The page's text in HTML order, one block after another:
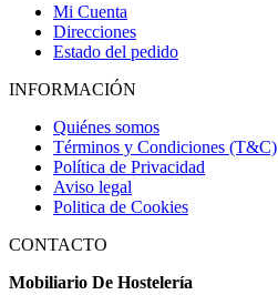
Mi Cuenta
Direcciones
Estado del pedido
INFORMACIÓN
Quiénes somos
Términos y Condiciones (T&C)
Política de Privacidad
Aviso legal
Politica de Cookies
CONTACTO
Mobiliario De Hostelería